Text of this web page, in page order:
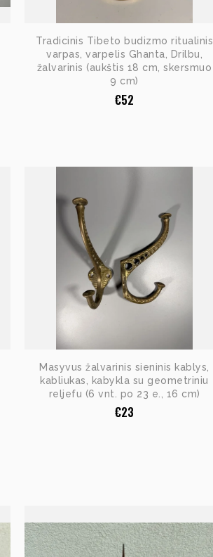
Tradicinis Tibeto budizmo ritualinis
varpas, varpelis Ghanta, Drilbu,
žalvarinis (aukštis 18 cm, skersmuo
9 cm)
€52
Masyvus žalvarinis sieninis kablys,
kabliukas, kabykla su geometriniu
reljefu (6 vnt. po 23 e., 16 cm)
€23